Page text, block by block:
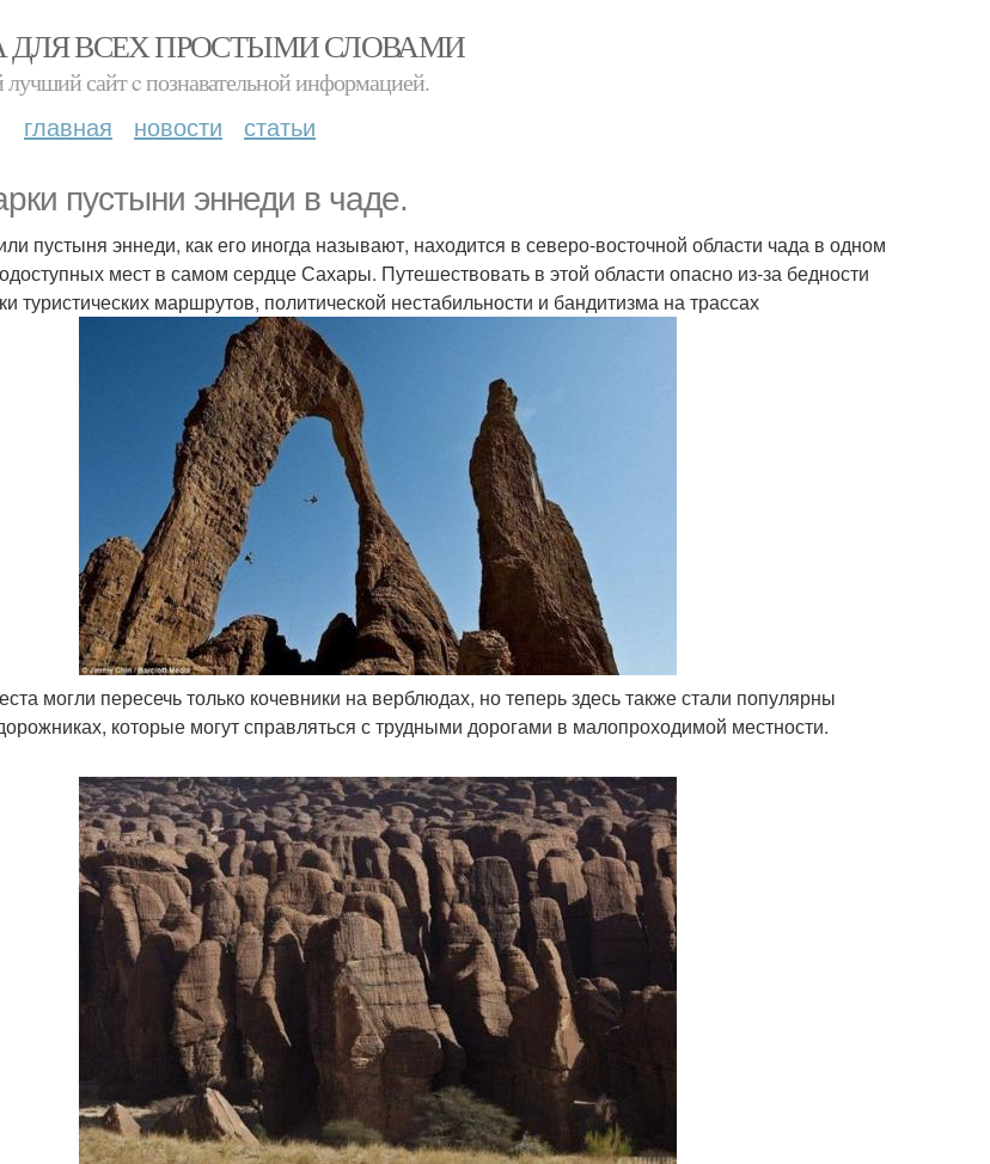
ДЛЯ ВСЕХ ПРОСТЫМИ СЛОВАМИ
сайт c познавательной информацией.
главная новости статьи
пустыни эннеди в чаде.
пустыня эннеди, как его иногда называют, находится в северо-восточной области чада в одном
мест в самом сердце Сахары. Путешествовать в этой области опасно из-за бедности
туристических маршрутов, политической нестабильности и бандитизма на трассах
могли пересечь только кочевники на верблюдах, но теперь здесь также стали популярны
которые могут справляться с трудными дорогами в малопроходимой местности.